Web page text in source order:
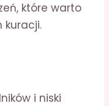
które warto
kuracji.
i niski